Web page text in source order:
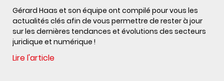
Gérard Haas et son équipe ont compilé pour vous les
actualités clés afin de vous permettre de rester à jour
sur les dernières tendances et évolutions des secteurs
juridique et numérique !
Lire l'article